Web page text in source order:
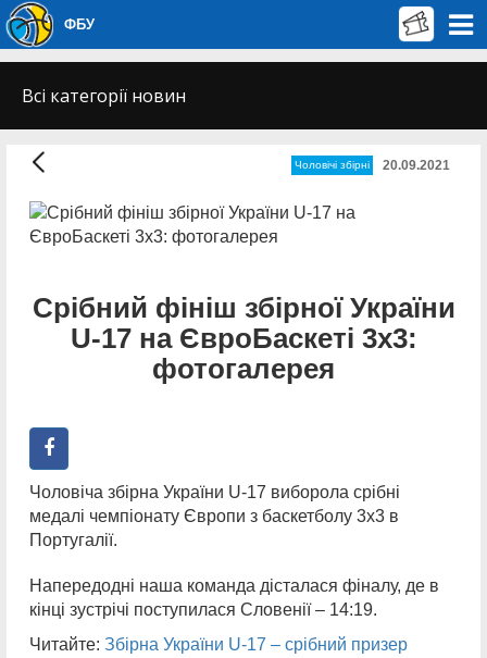
ФБУ
Всі категорії новин
Чоловічі збірні 20.09.2021
Срібний фініш збірної України
U-17 на ЄвроБаскеті 3х3:
фотогалерея
Чоловіча збірна України U-17 виборола срібні
медалі чемпіонату Європи з баскетболу 3х3 в
Португалії.
Напередодні наша команда дісталася фіналу, де в
кінці зустрічі поступилася Словенії – 14:19.
Читайте: Збірна України U-17 – срібний призер